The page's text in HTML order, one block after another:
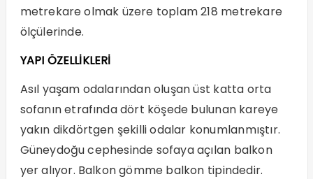
metrekare olmak üzere toplam 218 metrekare
ölçülerinde.
YAPI ÖZELLİKLERİ
Asıl yaşam odalarından oluşan üst katta orta
sofanın etrafında dört köşede bulunan kareye
yakın dikdörtgen şekilli odalar konumlanmıştır.
Güneydoğu cephesinde sofaya açılan balkon
yer alıyor. Balkon gömme balkon tipindedir.